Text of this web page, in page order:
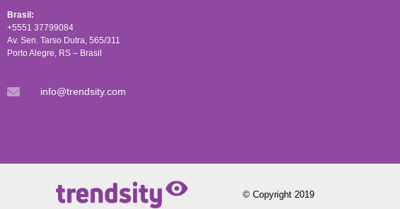
Brasil:
+5551 37799084
Av. Sen. Tarso Dutra, 565/311
Porto Alegre, RS – Brasil
info@trendsity.com
© Copyright 2019